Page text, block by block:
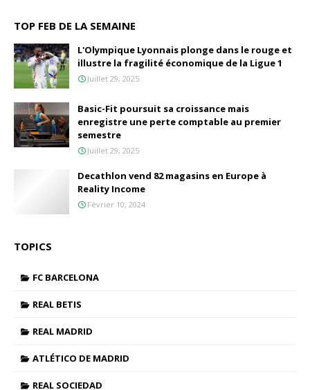
TOP FEB DE LA SEMAINE
L'Olympique Lyonnais plonge dans le rouge et
illustre la fragilité économique de la Ligue 1
Juillet 29, 2025
Basic-Fit poursuit sa croissance mais
enregistre une perte comptable au premier
semestre
Juillet 29, 2025
Decathlon vend 82 magasins en Europe à
Reality Income
Février 10, 2024
TOPICS
FC BARCELONA
REAL BETIS
REAL MADRID
ATLÉTICO DE MADRID
REAL SOCIEDAD